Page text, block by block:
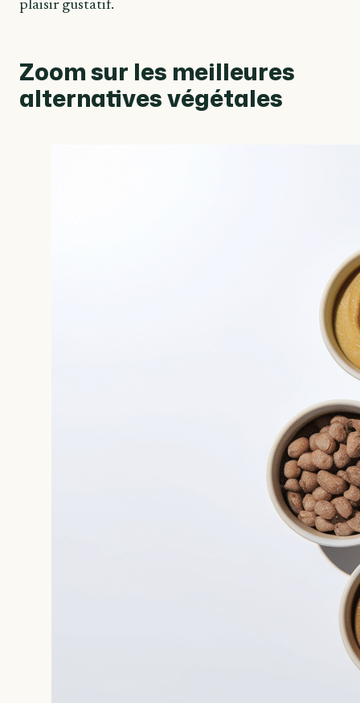
plaisir gustatif.
Zoom sur les meilleures
alternatives végétales